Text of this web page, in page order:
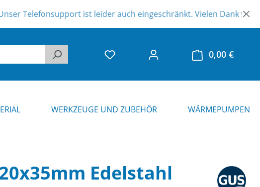
ist leider auch eingeschränkt. Vielen Dank für Ihr
0,00 €
WERKZEUGE UND ZUBEHÖR WÄRMEPUMPEN
Edelstahl